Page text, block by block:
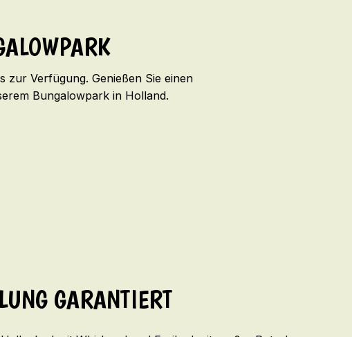
zur Verfügung. Genießen Sie einen
Bungalowpark in Holland.
GARANTIERT